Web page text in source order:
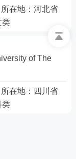
所在地： 河北省
类
of The
所在地： 四川省
类